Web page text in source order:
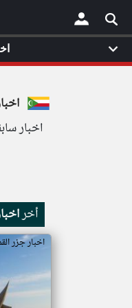
×
اخبار
أخر
اخبار جزر